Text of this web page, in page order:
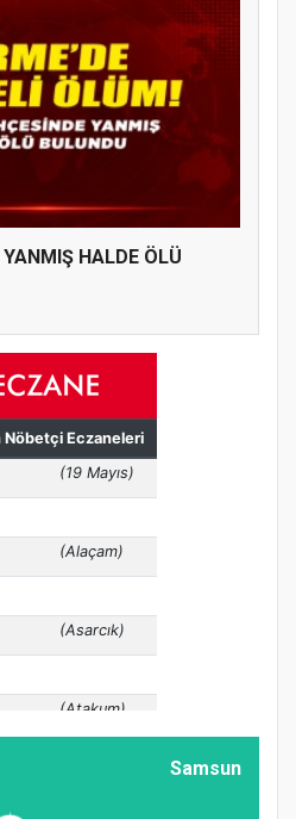
HALDE ÖLÜ
Samsun